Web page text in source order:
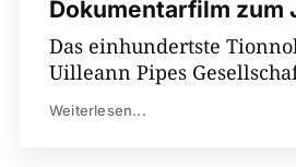
Dokumentarfilm zum
Das einhundertste
Uilleann Pipes
Weiterlesen...